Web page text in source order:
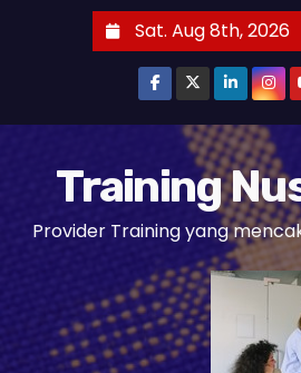
Sat. Aug 8th, 2026
Training
Provider Training yang